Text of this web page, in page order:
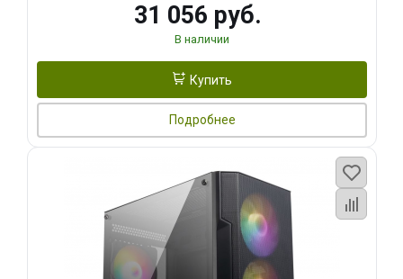
31 056 руб.
В наличии
Купить
Подробнее